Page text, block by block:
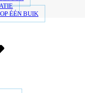
ÉÉN BUIK